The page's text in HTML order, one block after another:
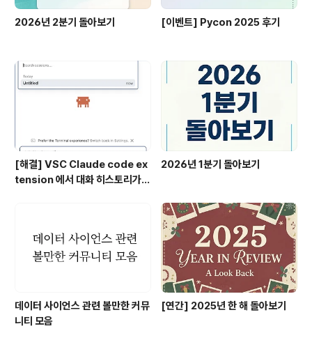
2026년 2분기 돌아보기 [이벤트] Pycon 2025 후기
[해결] VSC Claude code ex
tension 에서 대화 히스토리가
2026년 1분기 돌아보기
데이터 사이언스 관련 볼만한 커뮤
니티 모음
[연간] 2025년 한 해 돌아보기